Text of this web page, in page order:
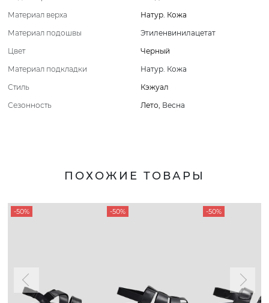
Материал верха
Натур. Кожа
Материал подошвы
Этиленвинилацетат
Цвет
Черный
Материал подкладки
Натур. Кожа
Стиль
Кэжуал
Сезонность
Лето, Весна
ПОХОЖИЕ ТОВАРЫ
-50% -50% -50%